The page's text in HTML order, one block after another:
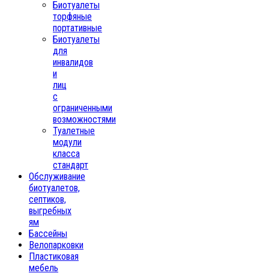
Биотуалеты
торфяные
портативные
Биотуалеты
для
инвалидов
и
лиц
с
ограниченными
возможностями
Туалетные
модули
класса
стандарт
Обслуживание
биотуалетов,
септиков,
выгребных
ям
Бассейны
Велопарковки
Пластиковая
мебель